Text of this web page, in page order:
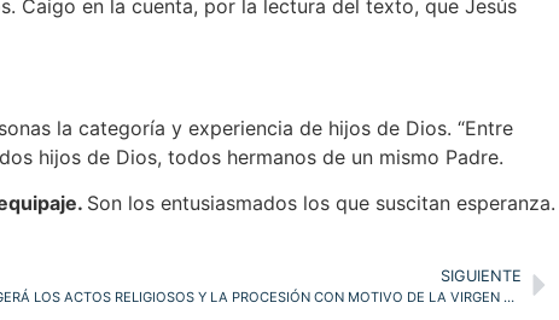
Caigo en la cuenta, por la lectura del texto, que Jesús
la categoría y experiencia de hijos de Dios. “Entre
hijos de Dios, todos hermanos de un mismo Padre.
Son los entusiasmados los que suscitan esperanza.
SIGUIENTE
LA IGLESIA DE LOS CARMELITAS ACOGERÁ LOS ACTOS RELIGIOSOS Y LA PROCESIÓN CON MOTIVO DE LA VIRGEN DEL CARMEN